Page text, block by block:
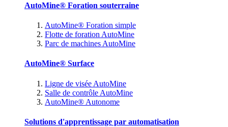
AutoMine® Foration souterraine
AutoMine® Foration simple
Flotte de foration AutoMine
Parc de machines AutoMine
AutoMine® Surface
Ligne de visée AutoMine
Salle de contrôle AutoMine
AutoMine® Autonome
Solutions d'apprentissage par automatisation